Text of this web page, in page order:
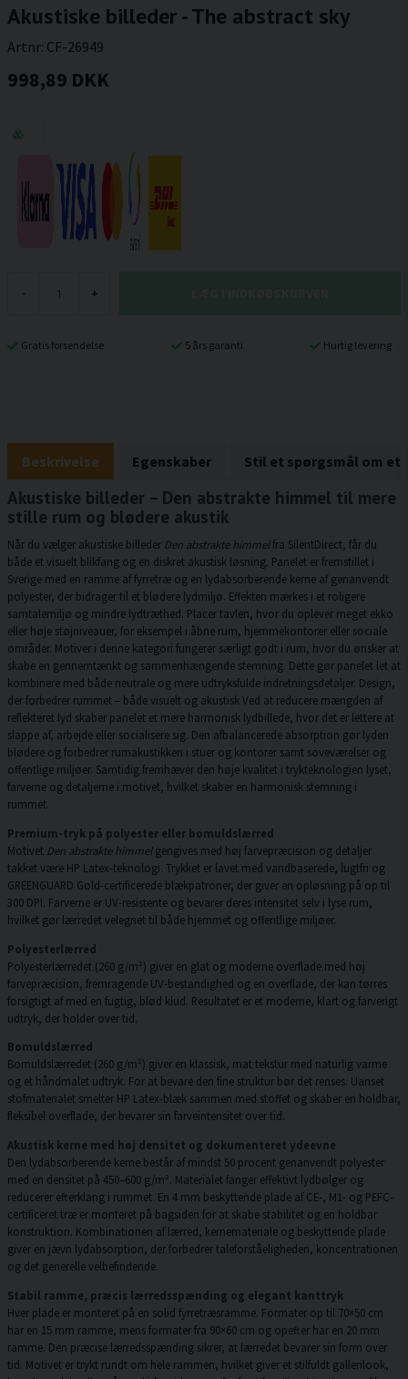
Akustiske billeder - The abstract sky
Artnr: CF-26949
998,89 DKK
- +
Gratis forsendelse 5 års garanti Hurtig levering
Beskrivelse Egenskaber Stil et spørgsmål om et
Akustiske billeder – Den abstrakte himmel til mere
stille rum og blødere akustik
Når du vælger akustiske billeder Den abstrakte himmelfra SilentDirect, får du
både et visuelt blikfang og en diskret akustisk løsning. Panelet er fremstillet i
Sverige med en ramme af fyrretræ og en lydabsorberende kerne af genanvendt
polyester, der bidrager til et blødere lydmiljø. Effekten mærkes i et roligere
samtalemiljø og mindre lydtræthed. Placer tavlen, hvor du oplever meget ekko
eller høje støjniveauer, for eksempel i åbne rum, hjemmekontorer eller sociale
områder. Motiver i denne kategori fungerer særligt godt i rum, hvor du ønsker at
skabe en gennemtænkt og sammenhængende stemning. Dette gør panelet let at
kombinere med både neutrale og mere udtryksfulde indretningsdetaljer. Design,
der forbedrer rummet – både visuelt og akustisk Ved at reducere mængden af
reflekteret lyd skaber panelet et mere harmonisk lydbillede, hvor det er lettere at
slappe af, arbejde eller socialisere sig. Den afbalancerede absorption gør lyden
blødere og forbedrer rumakustikken i stuer og kontorer samt soveværelser og
offentlige miljøer. Samtidig fremhæver den høje kvalitet i trykteknologien lyset,
farverne og detaljerne i motivet, hvilket skaber en harmonisk stemning i
rummet.
Premium-tryk på polyester eller bomuldslærred
Motivet Den abstrakte himmelgengives med høj farvepræcision og detaljer
takket være HP Latex-teknologi. Trykket er lavet med vandbaserede, lugtfri og
GREENGUARD Gold-certificerede blækpatroner, der giver en opløsning på op til
300 DPI. Farverne er UV-resistente og bevarer deres intensitet selv i lyse rum,
hvilket gør lærredet velegnet til både hjemmet og offentlige miljøer.
Polyesterlærred
Polyesterlærredet (260 g/m²) giver en glat og moderne overflade med høj
farvepræcision, fremragende UV-bestandighed og en overflade, der kan tørres
forsigtigt af med en fugtig, blød klud. Resultatet er et moderne, klart og farverigt
udtryk, der holder over tid.
Bomuldslærred
Bomuldslærredet (260 g/m²) giver en klassisk, mat tekstur med naturlig varme
og et håndmalet udtryk. For at bevare den fine struktur bør det renses. Uanset
stofmaterialet smelter HP Latex-blæk sammen med stoffet og skaber en holdbar,
fleksibel overflade, der bevarer sin farveintensitet over tid.
Akustisk kerne med høj densitet og dokumenteret ydeevne
Den lydabsorberende kerne består af mindst 50 procent genanvendt polyester
med en densitet på 450–600 g/m². Materialet fanger effektivt lydbølger og
reducerer efterklang i rummet. En 4 mm beskyttende plade af CE-, M1- og PEFC-
certificeret træ er monteret på bagsiden for at skabe stabilitet og en holdbar
konstruktion. Kombinationen af lærred, kernemateriale og beskyttende plade
giver en jævn lydabsorption, der forbedrer taleforståeligheden, koncentrationen
og det generelle velbefindende.
Stabil ramme, præcis lærredsspænding og elegant kanttryk
Hver plade er monteret på en solid fyrretræsramme. Formater op til 70×50 cm
har en 15 mm ramme, mens formater fra 90×60 cm og opefter har en 20 mm
ramme. Den præcise lærredsspænding sikrer, at lærredet bevarer sin form over
tid. Motivet er trykt rundt om hele rammen, hvilket giver et stilfuldt gallerilook,